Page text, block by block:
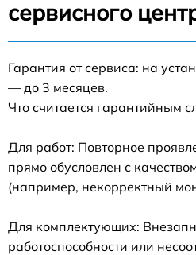
сервисного
Гарантия от сервиса: на
— до 3 месяцев.
Что считается гарантийным
Для работ: Повторное
прямо обусловлен с
(например, некорректный
Для комплектующих:
работоспособности или